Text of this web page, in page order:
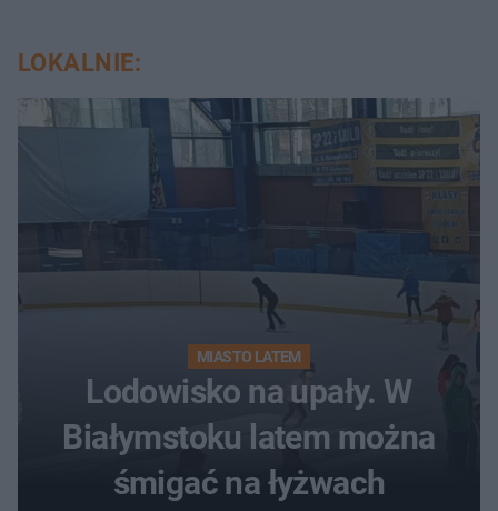
LOKALNIE:
MIASTO LATEM
Lodowisko na upały. W
Białymstoku latem można
śmigać na łyżwach